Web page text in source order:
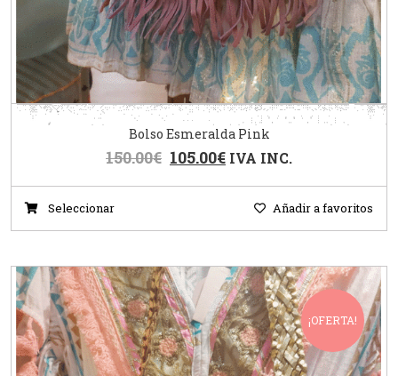
Bolso Esmeralda Pink
150.00€ 105.00€ IVA INC.
Seleccionar Añadir a favoritos
¡OFERTA!